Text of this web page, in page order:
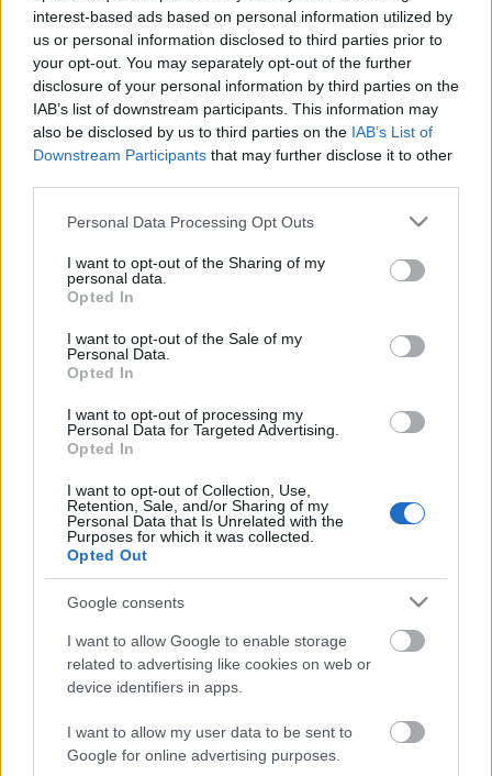
interest-based ads based on personal information utilized by
us or personal information disclosed to third parties prior to
your opt-out. You may separately opt-out of the further
disclosure of your personal information by third parties on the
IAB’s list of downstream participants. This information may
also be disclosed by us to third parties on the IAB’s List of
Downstream Participants that may further disclose it to other
Please note that this website/app uses one or more Google
not limited to your visit or usage behaviour. You may click to
grant or deny consent to Google and its third-party tags to
use your data for below specified purposes in below Google
consent section.
Personal Data Processing Opt Outs
I want to opt-out of the Sharing of my
personal data.
Opted In
I want to opt-out of the Sale of my
Personal Data.
Opted In
I want to opt-out of processing my
Personal Data for Targeted Advertising.
Opted In
I want to opt-out of Collection, Use,
Retention, Sale, and/or Sharing of my
Personal Data that Is Unrelated with the
Purposes for which it was collected.
Opted Out
Google consents
I want to allow Google to enable storage
related to advertising like cookies on web or
device identifiers in apps.
I want to allow my user data to be sent to
Google for online advertising purposes.
Kovács Vera
Gál Eszter
Díszlet:Andy Walahol
Kosztüm, stylist, koreográfus asszisztens:Michaela
Pein
Élő Zene:Sőrés Zsolt
Konzultáns: Kiégő Izzók
Fény:Nagy Zoltán
Management: Lóky Tamás
Szücs Réka
Dusa Gábor
Koreográfus-rendező: Hargitay Ákos
Előadás:2006. május 31. 19h
Helyszín:L1 Táncművek
Támogatók: L1 táncművek, Főváros, NKA, Marland Kft.,
tancelet.hu, szinhaz.hu
Ajánlott bejegyzések:
Indul az e-Trafó online programsorozat